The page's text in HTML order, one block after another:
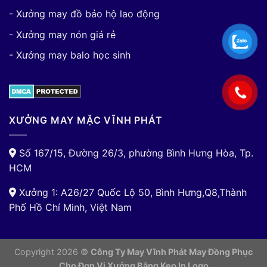
- Xưởng may đồ bảo hộ lao động
- Xưởng may nón giá rẻ
- Xưởng may balo học sinh
XƯỞNG MAY MẶC VĨNH PHÁT
Số 167/15, Đường 26/3, phường Bình Hưng Hòa, Tp.
HCM
Xưởng 1: A26/27 Quốc Lộ 50, Bình Hưng,Q8,Thành
Phố Hồ Chí Minh, Việt Nam
Copyright 2026 © Công Ty May Vĩnh Phát May Đồng Phục